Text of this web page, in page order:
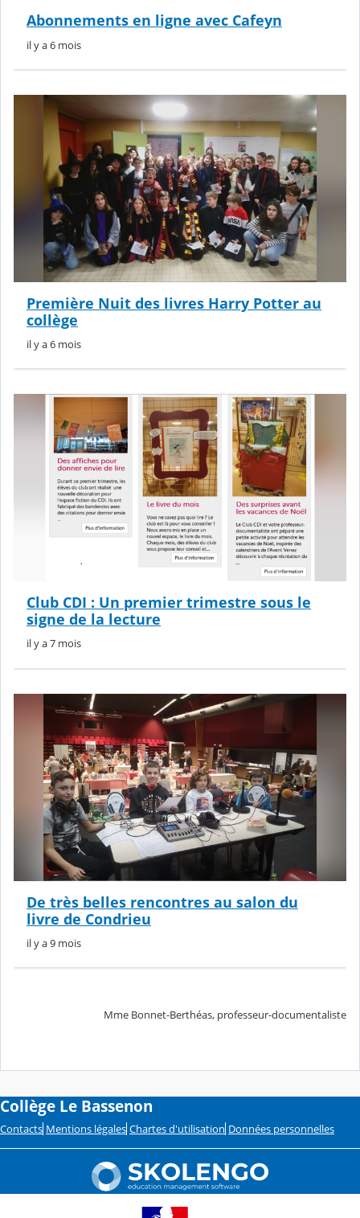
Abonnements en ligne avec Cafeyn
il y a 6 mois
Première Nuit des livres Harry Potter au
collège
il y a 6 mois
Club CDI : Un premier trimestre sous le
signe de la lecture
il y a 7 mois
De très belles rencontres au salon du
livre de Condrieu
il y a 9 mois
Mme Bonnet-Berthéas, professeur-documentaliste
Collège Le Bassenon
Contacts Mentions légales Chartes d'utilisation Données personnelles